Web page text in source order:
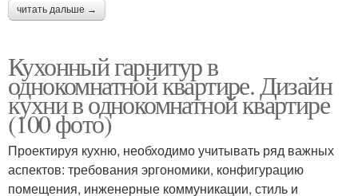
читать дальше →
Кухонный гарнитур в
однокомнатной квартире. Дизайн
кухни в однокомнатной квартире
(100 фото)
Проектируя кухню, необходимо учитывать ряд важных
аспектов: требования эргономики, конфигурацию
помещения, инженерные коммуникации, стиль и